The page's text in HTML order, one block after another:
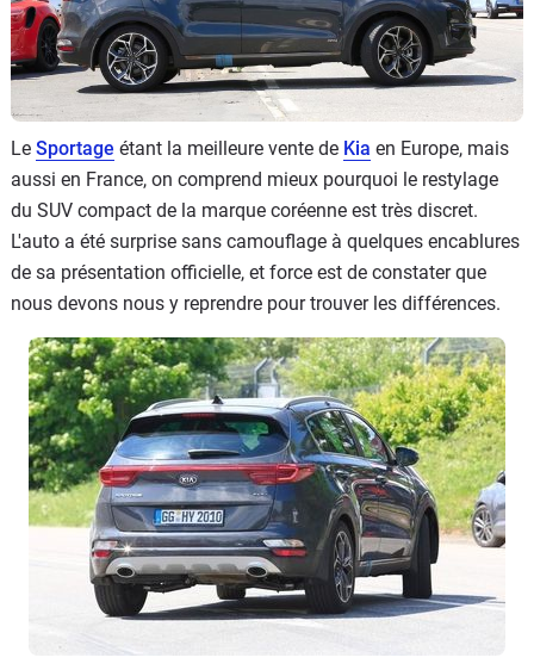
Le Sportage étant la meilleure vente de Kia en Europe, mais
aussi en France, on comprend mieux pourquoi le restylage
du SUV compact de la marque coréenne est très discret.
L'auto a été surprise sans camouflage à quelques encablures
de sa présentation officielle, et force est de constater que
nous devons nous y reprendre pour trouver les différences.